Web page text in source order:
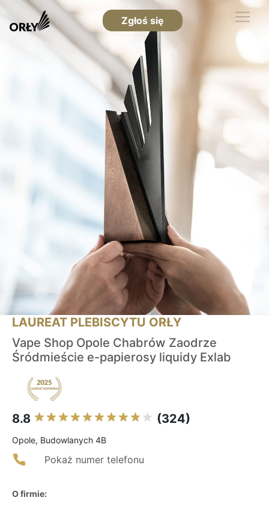
Zgłoś się
LAUREAT PLEBISCYTU ORŁY
Vape Shop Opole Chabrów Zaodrze
Śródmieście e-papierosy liquidy Exlab
8.8 (324)
Opole, Budowlanych 4B
Pokaż numer telefonu
O firmie: